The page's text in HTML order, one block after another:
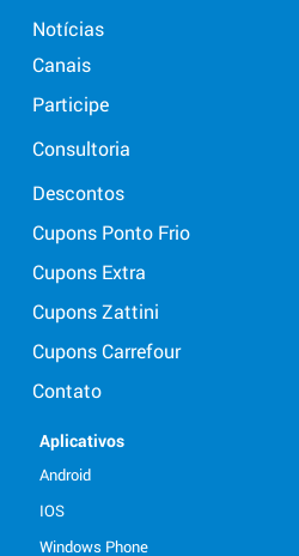
Notícias
Canais
Participe
Consultoria
Descontos
Cupons Ponto Frio
Cupons Extra
Cupons Zattini
Cupons Carrefour
Contato
Aplicativos
Android
IOS
Windows Phone